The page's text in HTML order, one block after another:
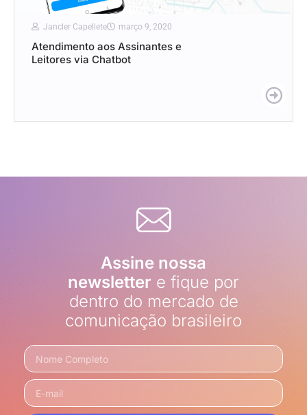
Jancler Capellete março 9, 2020
Atendimento aos Assinantes e
Leitores via Chatbot
Assine nossa
newsletter e fique por
dentro do mercado de
comunicação brasileiro